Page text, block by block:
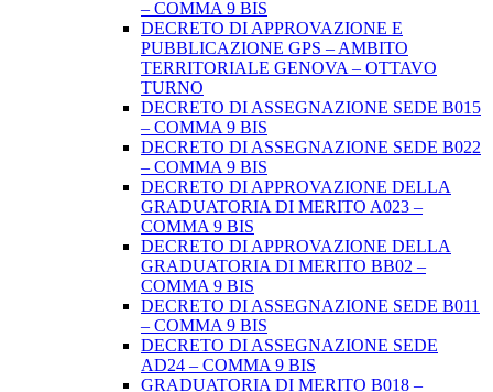
– COMMA 9 BIS
DECRETO DI APPROVAZIONE E
PUBBLICAZIONE GPS – AMBITO
TERRITORIALE GENOVA – OTTAVO
TURNO
DECRETO DI ASSEGNAZIONE SEDE B015
– COMMA 9 BIS
DECRETO DI ASSEGNAZIONE SEDE B022
– COMMA 9 BIS
DECRETO DI APPROVAZIONE DELLA
GRADUATORIA DI MERITO A023 –
COMMA 9 BIS
DECRETO DI APPROVAZIONE DELLA
GRADUATORIA DI MERITO BB02 –
COMMA 9 BIS
DECRETO DI ASSEGNAZIONE SEDE B011
– COMMA 9 BIS
DECRETO DI ASSEGNAZIONE SEDE
AD24 – COMMA 9 BIS
GRADUATORIA DI MERITO B018 –